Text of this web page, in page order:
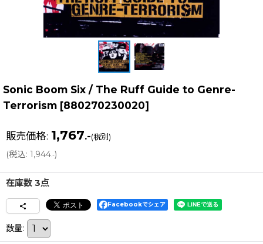
Sonic Boom Six / The Ruff Guide to Genre-
Terrorism [880270230020]
販売価格: 1,767.-(税別)
(税込: 1,944.-)
在庫数 3点
Facebookでシェア
数量: